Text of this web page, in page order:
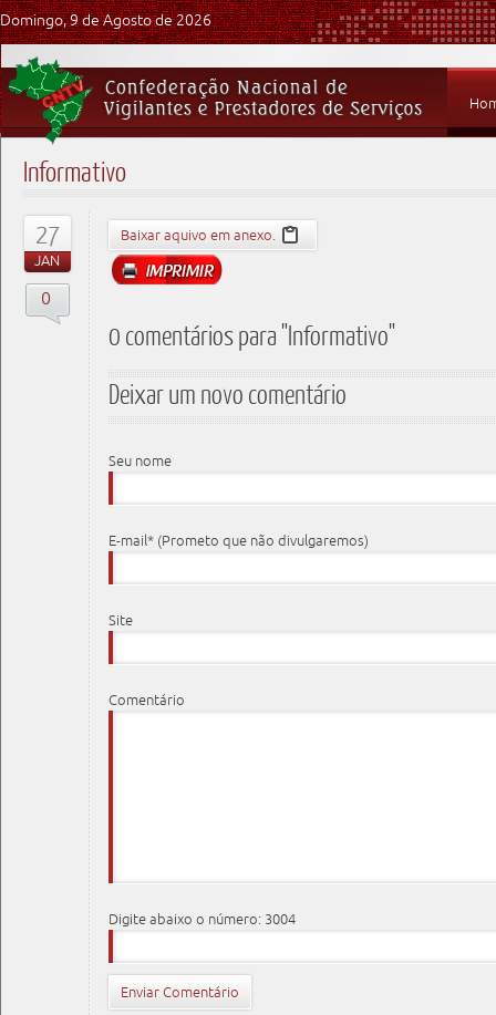
Domingo, 9 de Agosto de 2026
Informativo
27
JAN
0
Baixar aquivo em anexo.
0 comentários para "Informativo"
Deixar um novo comentário
Seu nome
E-mail* (Prometo que não divulgaremos)
Site
Comentário
Digite abaixo o número: 3004